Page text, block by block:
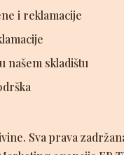
i reklamacije
našem skladištu
Sva prava